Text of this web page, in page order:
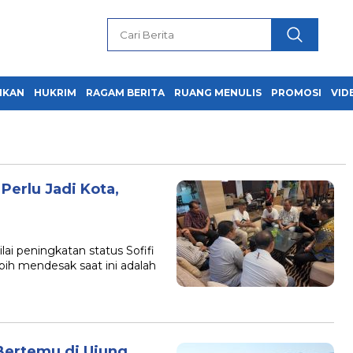
HUKRIM RAGAM BERITA RUANG MENULIS PROMOSI
Jadi Kota,
peningkatan status Sofifi
mendesak saat ini adalah